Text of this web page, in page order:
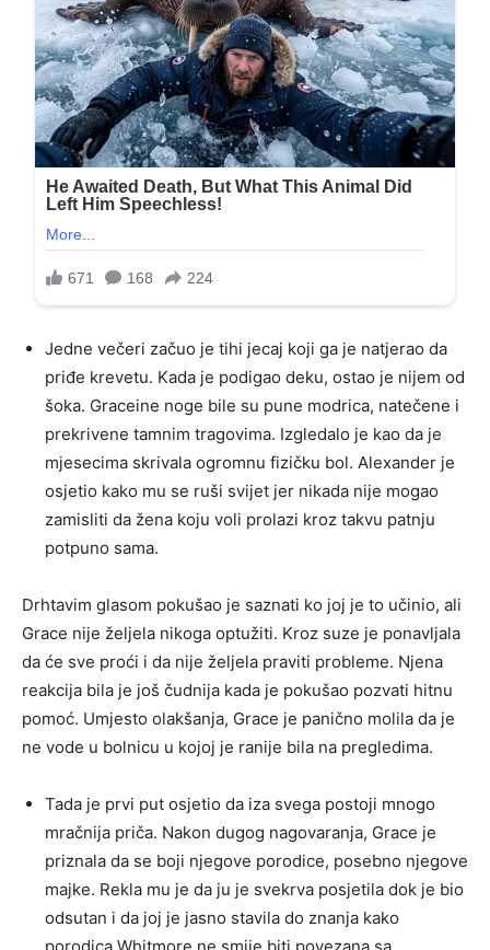
Jedne večeri začuo je tihi jecaj koji ga je natjerao da
priđe krevetu. Kada je podigao deku, ostao je nijem od
šoka. Graceine noge bile su pune modrica, natečene i
prekrivene tamnim tragovima. Izgledalo je kao da je
mjesecima skrivala ogromnu fizičku bol. Alexander je
osjetio kako mu se ruši svijet jer nikada nije mogao
zamisliti da žena koju voli prolazi kroz takvu patnju
potpuno sama.
Drhtavim glasom pokušao je saznati ko joj je to učinio, ali
Grace nije željela nikoga optužiti. Kroz suze je ponavljala
da će sve proći i da nije željela praviti probleme. Njena
reakcija bila je još čudnija kada je pokušao pozvati hitnu
pomoć. Umjesto olakšanja, Grace je panično molila da je
ne vode u bolnicu u kojoj je ranije bila na pregledima.
Tada je prvi put osjetio da iza svega postoji mnogo
mračnija priča. Nakon dugog nagovaranja, Grace je
priznala da se boji njegove porodice, posebno njegove
majke. Rekla mu je da ju je svekrva posjetila dok je bio
odsutan i da joj je jasno stavila do znanja kako